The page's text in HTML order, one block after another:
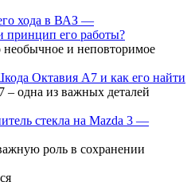
хода в ВАЗ —
принцип его работы?
и неповторимое
Октавия А7 и как его найти
одна из важных деталей
стекла на Mazda 3 —
роль в сохранении